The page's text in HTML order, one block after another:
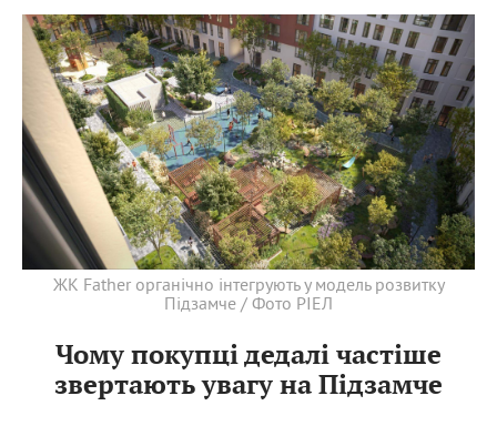
ЖК Father органічно інтегрують у модель розвитку
Підзамче / Фото РІЕЛ
Чому покупці дедалі частіше
звертають увагу на Підзамче